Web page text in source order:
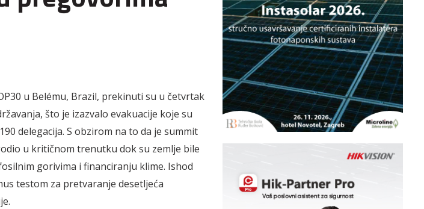
u Belému, Brazil, prekinuti su u četvrtak
što je izazvalo evakuacije koje su
delegacija. S obzirom na to da je summit
u kritičnom trenutku dok su zemlje bile
gorivima i financiranju klime. Ishod
testom za pretvaranje desetljeća